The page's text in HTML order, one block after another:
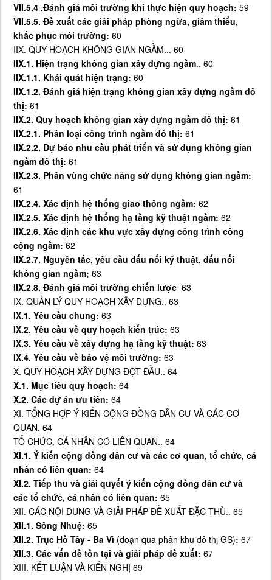
VII.5.4 .Đánh giá môi trường khi thực hiện quy hoạch: 59
VII.5.5. Đề xuất các giải pháp phòng ngừa, giảm thiểu,
khắc phục môi trường: 60
IIX. QUY HOẠCH KHÔNG GIAN NGẦM... 60
IIX.1. Hiện trạng không gian xây dựng ngầm.. 60
IIX.1.1. Khái quát hiện trạng: 60
IIX.1.2. Đánh giá hiện trạng không gian xây dựng ngầm đô
thị: 61
IIX.2. Quy hoạch không gian xây dựng ngầm đô thị: 61
IIX.2.1. Phân loại công trình ngầm đô thị: 61
IIX.2.2. Dự báo nhu cầu phát triển và sử dụng không gian
ngầm đô thị: 61
IIX.2.3. Phân vùng chức năng sử dụng không gian ngầm:
61
IIX.2.4. Xác định hệ thống giao thông ngầm: 62
IIX.2.5. Xác định hệ thống hạ tầng kỹ thuật ngầm: 62
IIX.2.6. Xác định các khu vực xây dựng công trình công
cộng ngầm: 62
IIX.2.7. Nguyên tắc, yêu cầu đấu nối kỹ thuật, đấu nối
không gian ngầm; 63
IIX.2.8. Đánh giá môi trường chiến lược 63
IX. QUẢN LÝ QUY HOẠCH XÂY DỰNG.. 63
IX.1. Yêu cầu chung: 63
IX.2. Yêu cầu về quy hoạch kiến trúc: 63
IX.3. Yêu cầu về xây dựng hạ tầng kỹ thuật: 63
IX.4. Yêu cầu về bảo vệ môi trường: 63
X. QUY HOẠCH XÂY DỰNG ĐỢT ĐẦU.. 64
X.1. Mục tiêu quy hoạch: 64
X.2. Các dự án ưu tiên: 64
XI. TỔNG HỢP Ý KIẾN CỘNG ĐỒNG DÂN CƯ VÀ CÁC CƠ
QUAN, 64
TỔ CHỨC, CÁ NHÂN CÓ LIÊN QUAN.. 64
XI.1. Ý kiến cộng đồng dân cư và các cơ quan, tổ chức, cá
nhân có liên quan: 64
XI.2. Tiếp thu và giải quyết ý kiến cộng đồng dân cư và
các tổ chức, cá nhân có liên quan: 65
XII. CÁC NỘI DUNG VÀ GIẢI PHÁP ĐỀ XUẤT ĐẶC THÙ.. 65
XII.1. Sông Nhuệ: 65
XII.2. Trục Hồ Tây - Ba Vì (đoạn qua phân khu đô thị GS): 67
XII.3. Các vấn đề tồn tại và giải pháp đề xuất: 67
XIII. KẾT LUẬN VÀ KIẾN NGHỊ 69